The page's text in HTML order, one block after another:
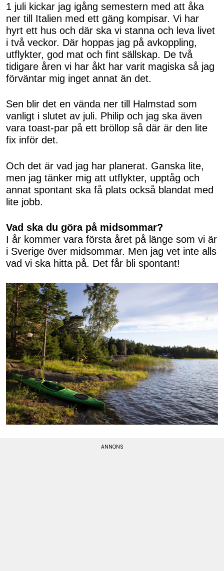
1 juli kickar jag igång semestern med att åka
ner till Italien med ett gäng kompisar. Vi har
hyrt ett hus och där ska vi stanna och leva livet
i två veckor. Där hoppas jag på avkoppling,
utflykter, god mat och fint sällskap. De två
tidigare åren vi har åkt har varit magiska så jag
förväntar mig inget annat än det.
Sen blir det en vända ner till Halmstad som
vanligt i slutet av juli. Philip och jag ska även
vara toast-par på ett bröllop så där är den lite
fix inför det.
Och det är vad jag har planerat. Ganska lite,
men jag tänker mig att utflykter, upptåg och
annat spontant ska få plats också blandat med
lite jobb.
Vad ska du göra på midsommar?
I år kommer vara första året på länge som vi är
i Sverige över midsommar. Men jag vet inte alls
vad vi ska hitta på. Det får bli spontant!